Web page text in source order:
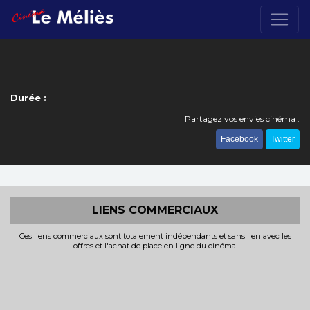
Durée :
Partagez vos envies cinéma :
Facebook Twitter
LIENS COMMERCIAUX
Ces liens commerciaux sont totalement indépendants et sans lien avec les
offres et l'achat de place en ligne du cinéma.